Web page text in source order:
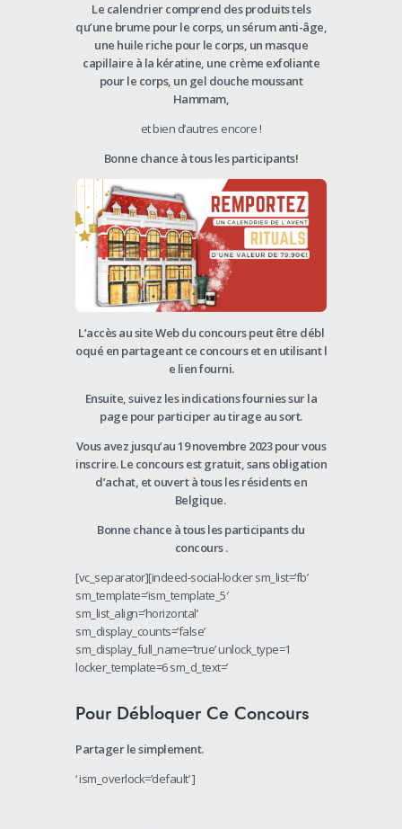
Le calendrier comprend des produits tels
qu’une brume pour le corps, un sérum anti-âge,
une huile riche pour le corps, un masque
capillaire à la kératine, une crème exfoliante
pour le corps, un gel douche moussant
Hammam,
et bien d’autres encore !
Bonne chance à tous les participants!
L’accèsausiteWebdu concourspeut être débl
oqué en partageant ce concourseten utilisant l
e lienfourni.
Ensuite, suivez les indications fournies sur la
page pour participer au tirage au sort.
Vous avez jusqu’au 19 novembre 2023 pour vous
inscrire. Le concours est gratuit, sans obligation
d’achat, et ouvert à tous les résidents en
Belgique.
Bonne chance à tous les participants du
concours .
[vc_separator][indeed-social-locker sm_list=’fb’
sm_template=’ism_template_5′
sm_list_align=’horizontal’
sm_display_counts=’false’
sm_display_full_name=’true’ unlock_type=1
locker_template=6 sm_d_text=’
Pour Débloquer Ce Concours
Partager le simplement.
‘ ism_overlock=’default’ ]